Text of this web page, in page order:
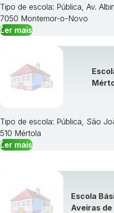
Tipo de escola: Pública, Av.
7050 Montemor-o-Novo
Ler mais
Tipo de escola: Pública, São
510 Mértola
Ler mais
Escola
Aveiras de